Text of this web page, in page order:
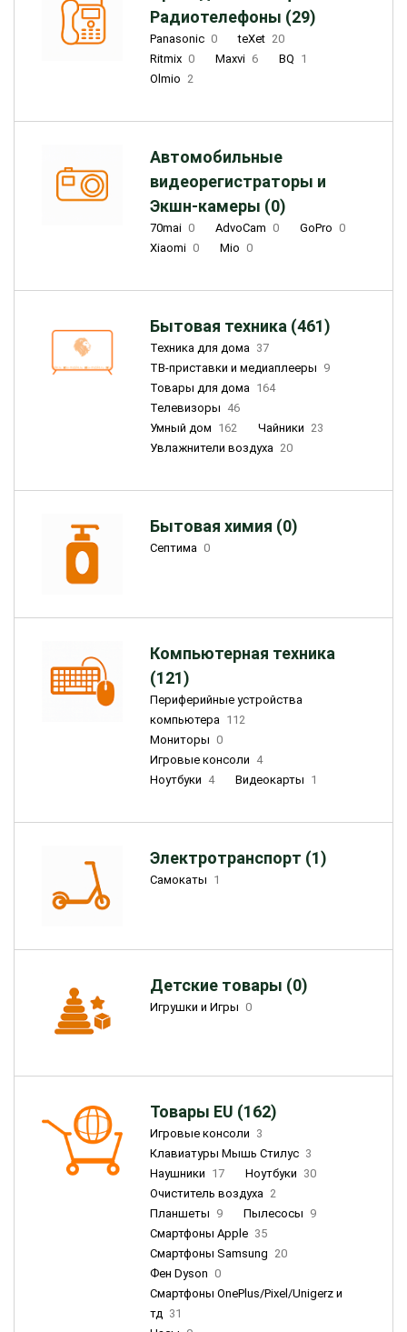
Радиотелефоны (29)
Panasonic 0 teXet 20
Ritmix 0 Maxvi 6 BQ 1
Olmio 2
Автомобильные
видеорегистраторы и
Экшн-камеры (0)
70mai 0 AdvoCam 0 GoPro 0
Xiaomi 0 Mio 0
Бытовая техника (461)
Техника для дома 37
ТВ-приставки и медиаплееры 9
Товары для дома 164
Телевизоры 46
Умный дом 162 Чайники 23
Увлажнители воздуха 20
Бытовая химия (0)
Септима 0
Компьютерная техника
(121)
Периферийные устройства
компьютера 112
Мониторы 0
Игровые консоли 4
Ноутбуки 4 Видеокарты 1
Электротранспорт (1)
Самокаты 1
Детские товары (0)
Игрушки и Игры 0
Товары EU (162)
Игровые консоли 3
Клавиатуры Мышь Стилус 3
Наушники 17 Ноутбуки 30
Очиститель воздуха 2
Планшеты 9 Пылесосы 9
Смартфоны Apple 35
Смартфоны Samsung 20
Фен Dyson 0
Смартфоны OnePlus/Pixel/Unigerz и
тд 31